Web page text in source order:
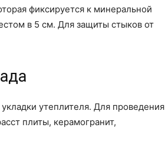
фиксируется к минеральной
в 5 см. Для защиты стыков от
утеплителя. Для проведения
плиты, керамогранит,